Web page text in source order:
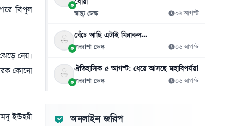
বিপুল
নেয়।
কোনো
ইউহয়ী
০৯ আগস্ট
১২ এনটিআরসিএ নয়, ম্যানেজিং কমিটির হাতে যাচ্ছে
শিক্ষক নিয়োগ!
০৯ আগস্ট
১৩ সুদ ছাড়াই পাঁচ হাজার টাকার ডিজিটাল ঋণের
উদ্যোগ
১৪
দিনে ২১ মিনিটেই সন্তানের সঙ্গে সম্পর্ক আরো
স্বাস্থ্য ডেস্ক ০৬ আগস্ট
বেঁচে আছি এটাই মিরাকল...
প্রত্যাশা ডেস্ক ০৬ আগস্ট
ঐতিহাসিক ৫ আগস্ট: ধেয়ে আসছে মহাবিপর্যয়!
প্রত্যাশা ডেস্ক ০৬ আগস্ট
অনলাইন জরিপ